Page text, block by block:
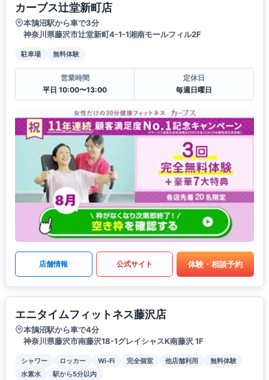
カーブス辻堂新町店
本鵠沼駅から車で3分
神奈川県藤沢市辻堂新町4-1-1湘南モールフィル2F
駐車場 無料体験
営業時間
平日 10:00〜13:00
定休日
毎週日曜日
店舗情報 公式サイト 体験・相談予約
エニタイムフィットネス藤沢店
本鵠沼駅から車で4分
神奈川県藤沢市南藤沢18-1グレイシャスK南藤沢 1F
シャワー ロッカー Wi-Fi 完全個室 他店舗利用
無料体験
水素水
駅から5分以内